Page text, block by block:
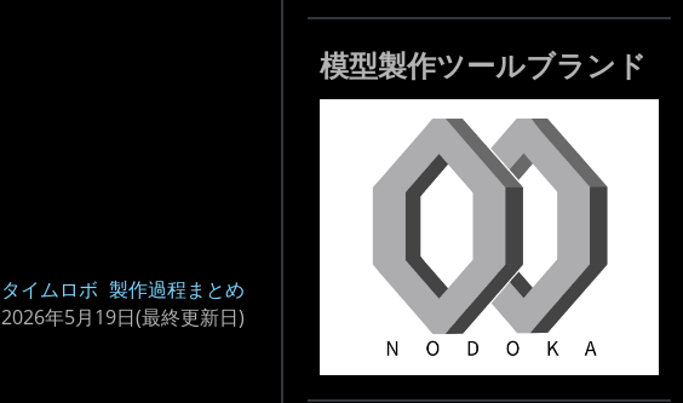
タイムロボ 製作過程まとめ
2026年5月19日(最終更新日)
模型製作ツールブランド